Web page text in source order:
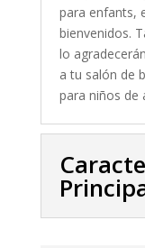
para enfants,
bienvenidos.
lo
a tu salón de
para niños de